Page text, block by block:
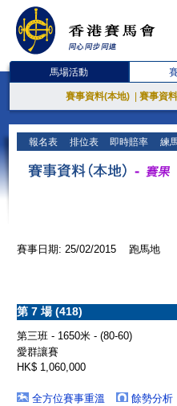
馬場活動
賽事資料(本地) 賽事資
報名表 排位表 即時賠率 練
賽事日期: 25/02/2015 跑馬地
第 7 場 (418)
第三班 - 1650米 - (80-60)
愛群讓賽
HK$ 1,060,000
全方位賽事重溫
餘勢分析